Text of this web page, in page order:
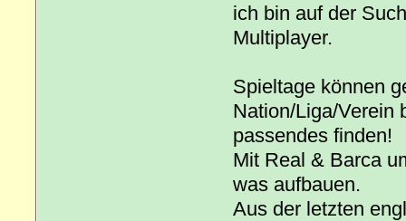
ich bin auf der
Multiplayer.
Spieltage können
Nation/Liga/Verein
passendes finden!
Mit Real & Barca
was aufbauen.
Aus der letzten